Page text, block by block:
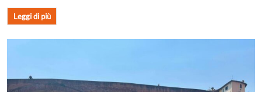
Leggi di più